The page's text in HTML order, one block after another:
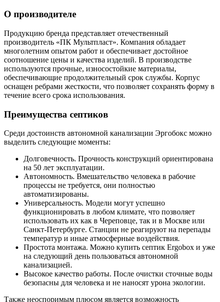
О производителе
Продукцию бренда представляет отечественный
производитель «ПК Мультпласт». Компания обладает
многолетним опытом работ и обеспечивает достойное
соотношение цены и качества изделий. В производстве
используются прочные, износостойкие материалы,
обеспечивающие продолжительный срок службы. Корпус
оснащен ребрами жесткости, что позволяет сохранять форму в
течение всего срока использования.
Преимущества септиков
Среди достоинств автономной канализации Эргобокс можно
выделить следующие моменты:
Долговечность. Прочность конструкций ориентирована
на 50 лет эксплуатации.
Автономность. Вмешательство человека в рабочие
процессы не требуется, они полностью
автоматизированы.
Универсальность. Модели могут успешно
функционировать в любом климате, что позволяет
использовать их как в Череповце, так и в Москве или
Санкт-Петербурге. Станции не реагируют на перепады
температур и иные атмосферные воздействия.
Простота монтажа. Можно купить септик Ergobox и уже
на следующий день пользоваться автономной
канализацией.
Высокое качество работы. После очистки сточные воды
безопасны для человека и не наносят урона экологии.
Также неоспоримым плюсом является возможность